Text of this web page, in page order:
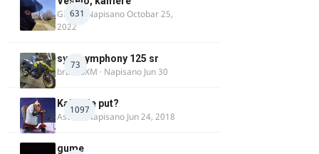
631
GR 46· NapisanoOctobar 25,
2022
73
sym symphony 125 sr
brankoXM · Napisano Jun 30
1097
Kakav je put?
Astral· Napisano Jun 24, 2018
gume